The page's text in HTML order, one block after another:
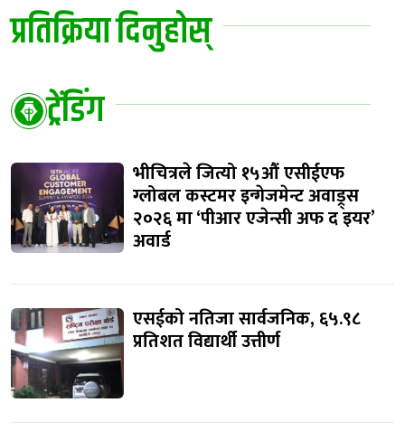
प्रतिक्रिया दिनुहोस्
ट्रेंडिंग
भीचित्रले जित्यो १५औं एसीईएफ
ग्लोबल कस्टमर इन्गेजमेन्ट अवाड्र्स
२०२६ मा ‘पीआर एजेन्सी अफ द इयर’
अवार्ड
एसईको नतिजा सार्वजनिक, ६५.९८
प्रतिशत विद्यार्थी उत्तीर्ण